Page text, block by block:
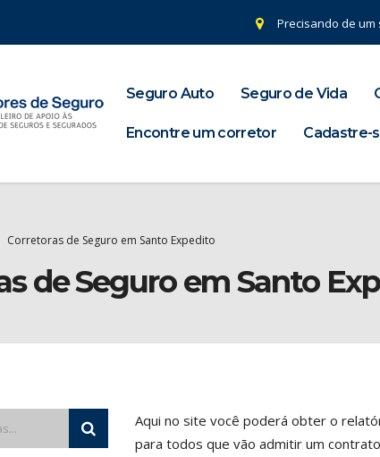
Precisando de um
Seguro Auto Seguro de Vida
Encontre um corretor Cadastre-
Corretoras de Seguro em Santo Expedito
de Seguro em Santo
Aqui no site você poderá obter o
para todos que vão admitir um